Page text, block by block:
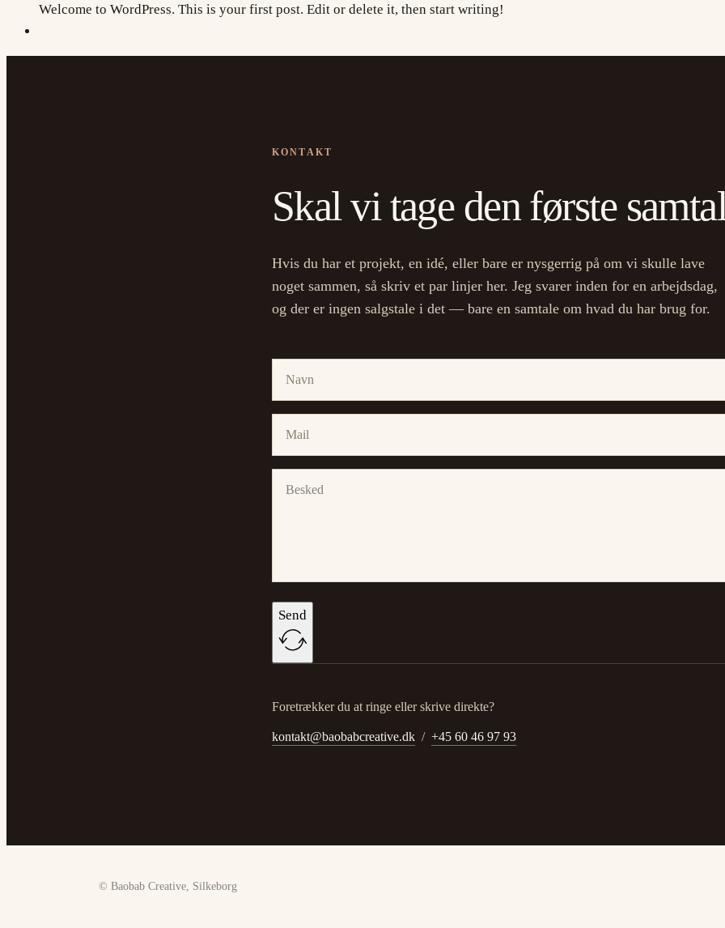
Welcome to WordPress. This is your first post. Edit or delete it, then start writing!
KONTAKT
Skal vi tage den første
Hvis du har et projekt, en idé, eller bare er nysgerrig på om vi skulle lave
noget sammen, så skriv et par linjer her. Jeg svarer inden for en arbejdsdag,
og der er ingen salgstale i det — bare en samtale om hvad du har brug for.
Send
Foretrækker du at ringe eller skrive direkte?
kontakt@baobabcreative.dk / +45 60 46 97 93
© Baobab Creative, Silkeborg